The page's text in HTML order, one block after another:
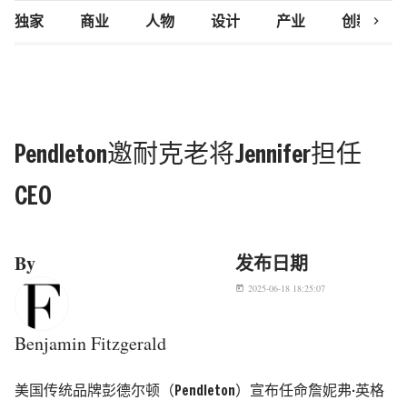
独家 商业 人物 设计 产业 创新研究
chevron_right
Pendleton邀耐克老将Jennifer担任
CEO
By
Benjamin Fitzgerald
发布日期
today 2025-06-18 18:25:07
美国传统品牌彭德尔顿（Pendleton）宣布任命詹妮弗·英格